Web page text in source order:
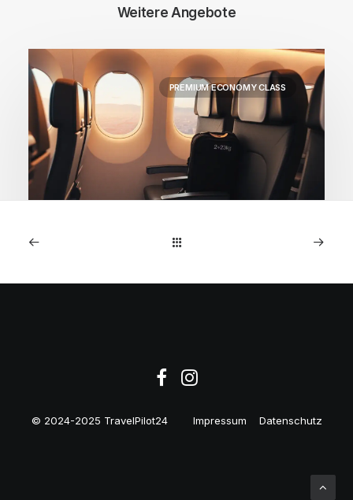
Weitere Angebote
PREMIUM ECONOMY CLASS
1. Mai 2026
© 2024-2025 TravelPilot24 Impressum Datenschutz